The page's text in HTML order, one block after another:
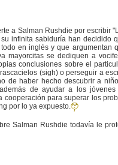
a Salman Rushdie por escribir
infinita sabiduría han decidido
en inglés y que argumentan
se dediquen a
conclusiones sobre el
(sigh) o perseguir a
de haber hecho descubrir a
de ayudar a los
para superar los
por lo ya expuesto.
Salman Rushdie todavía le